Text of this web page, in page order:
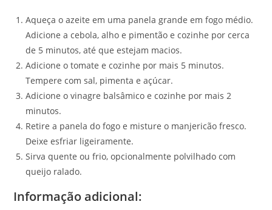
Aqueça o azeite em uma panela grande em fogo médio.
Adicione a cebola, alho e pimentão e cozinhe por cerca
de 5 minutos, até que estejam macios.
Adicione o tomate e cozinhe por mais 5 minutos.
Tempere com sal, pimenta e açúcar.
Adicione o vinagre balsâmico e cozinhe por mais 2
minutos.
Retire a panela do fogo e misture o manjericão fresco.
Deixe esfriar ligeiramente.
Sirva quente ou frio, opcionalmente polvilhado com
queijo ralado.
Informação adicional: